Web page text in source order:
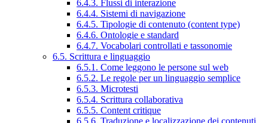
6.4.3. Flussi di interazione
6.4.4. Sistemi di navigazione
6.4.5. Tipologie di contenuto (content type)
6.4.6. Ontologie e standard
6.4.7. Vocabolari controllati e tassonomie
6.5. Scrittura e linguaggio
6.5.1. Come leggono le persone sul web
6.5.2. Le regole per un linguaggio semplice
6.5.3. Microtesti
6.5.4. Scrittura collaborativa
6.5.5. Content critique
6.5.6. Traduzione e localizzazione dei contenuti